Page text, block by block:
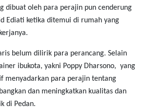
dibuat oleh para perajin pun cenderung
Ediati ketika ditemui di rumah yang
belum dilirik para perancang. Selain
ibukota, yakni Poppy Dharsono, yang
menyadarkan para perajin tentang
dan meningkatkan kualitas dan
di Pedan.